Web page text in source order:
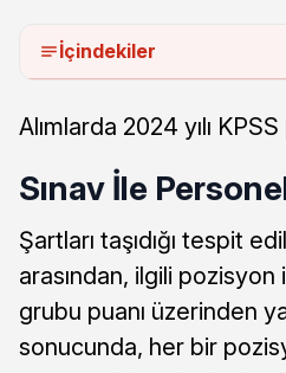
İçindekiler
Alımlarda 2024 yılı
Sınav İle
Şartları taşıdığı tespit
arasından, ilgili
grubu puanı üzerinden
sonucunda, her bir